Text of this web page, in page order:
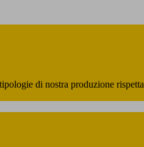
di nostra produzione